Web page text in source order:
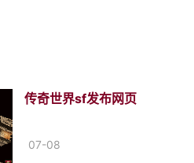
传奇世界sf发布网页
07-08